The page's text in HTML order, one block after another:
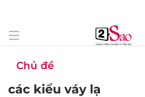
Chủ đề
các kiểu váy lạ